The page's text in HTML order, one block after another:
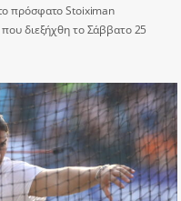
πρόσφατο Stoiximan
διεξήχθη το Σάββατο 25